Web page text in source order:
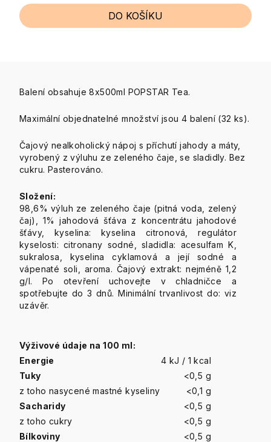
DO KOŠÍKU
Balení obsahuje 8x500ml POPSTAR Tea.
Maximální objednatelné množství jsou 4 balení (32 ks).
Čajový nealkoholický nápoj s příchutí jahody a máty,
vyrobený z výluhu ze zeleného čaje, se sladidly. Bez
cukru. Pasterováno.
Složení:
98,6% výluh ze zeleného čaje (pitná voda, zelený
čaj), 1% jahodová šťáva z koncentrátu jahodové
šťávy, kyselina: kyselina citronová, regulátor
kyselosti: citronany sodné, sladidla: acesulfam K,
sukralosa, kyselina cyklamová a její sodné a
vápenaté soli, aroma. Čajový extrakt: nejméně 1,2
g/l. Po otevření uchovejte v chladničce a
spotřebujte do 3 dnů. Minimální trvanlivost do: viz
uzávěr.
Výživové údaje na 100 ml:
Energie
4 kJ / 1 kcal
Tuky
<0,5 g
z toho nasycené mastné kyseliny
<0,1 g
Sacharidy
<0,5 g
z toho cukry
<0,5 g
Bílkoviny
<0,5 g